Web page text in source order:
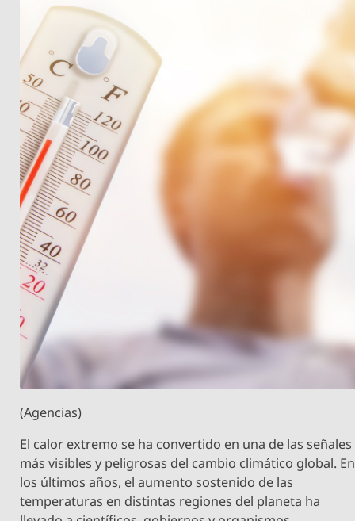
(Agencias)
El calor extremo se ha convertido en una de las señales
más visibles y peligrosas del cambio climático global. En
los últimos años, el aumento sostenido de las
temperaturas en distintas regiones del planeta ha